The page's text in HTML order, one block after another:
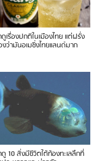
เรื่องปกติในเมืองไทย แต่ฝรั่ง
ว่ามันอเมซิ่งไทยแลนด์มาก
10 สิ่งมีชีวิตใต้ท้องทะเลลึกที่